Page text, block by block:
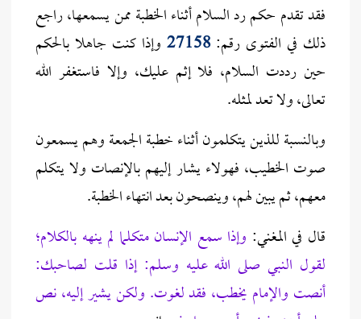
فقد تقدم حكم رد السلام أثناء الخطبة ممن يسمعها، راجع
ذلك في الفتوى رقم:27158 وإذا كنت جاهلا بالحكم
حين رددت السلام، فلا إثم عليك، وإلا فاستغفر الله
تعالى، ولا تعد لمثله.
وبالنسبة للذين يتكلمون أثناء خطبة الجمعة وهم يسمعون
صوت الخطيب، فهولاء يشار إليهم بالإنصات ولا يتكلم
معهم، ثم يبين لهم، وينصحون بعد انتهاء الخطبة.
قال في المغني: وإذا سمع الإنسان متكلما لم ينهه بالكلام؛
لقول النبي صلى الله عليه وسلم: إذا قلت لصاحبك:
أنصت والإمام يخطب، فقد لغوت. ولكن يشير إليه، نص